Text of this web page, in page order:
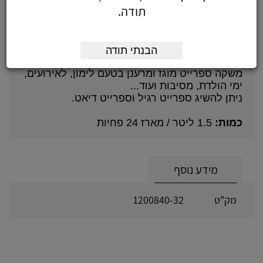
משקה מוגז ספרייט מבית חברת קוקה קולה.
משקה ספרייט מוגז ומרענן בטעם לימון, לאירועים,
ימי הולדת, מסיבות ועוד...
ניתן להשיג ספרייט רגיל וספרייט דיאט.
כמות:
מידע נוסף
מק"ט 1200840-32
תודה.
הבנתי תודה